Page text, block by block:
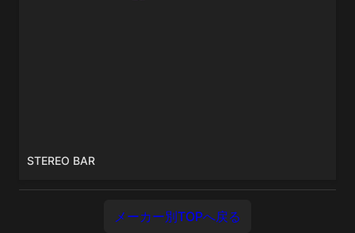
STEREO BAR
メーカー別TOPへ戻る